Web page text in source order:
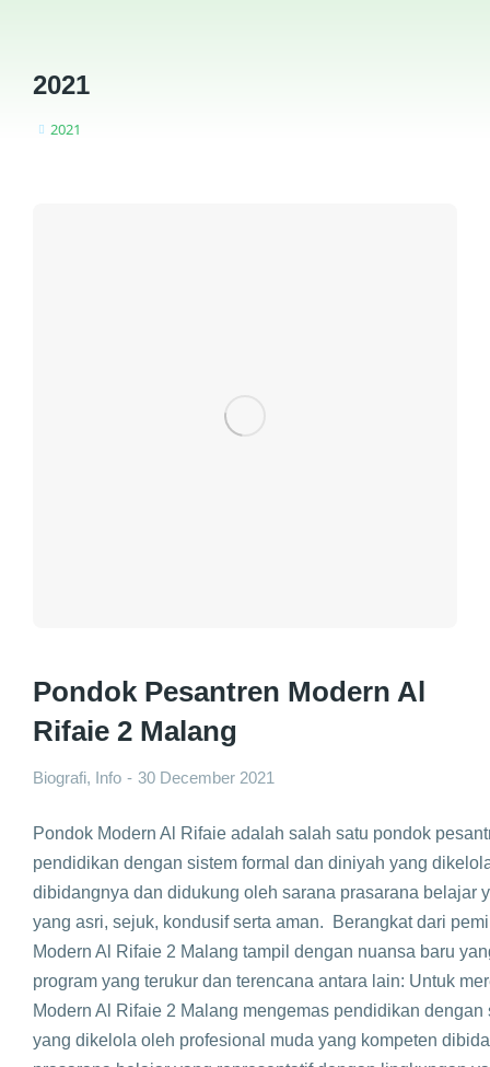
2021
You are here:
2021
Pondok Pesantren Modern Al
Rifaie 2 Malang
Biografi, Info 30 December 2021
Pondok Modern Al Rifaie adalah salah satu pondok
pendidikan dengan sistem formal dan diniyah yang
dibidangnya dan didukung oleh sarana prasarana belajar
yang asri, sejuk, kondusif serta aman. Berangkat dari
Modern Al Rifaie 2 Malang tampil dengan nuansa baru
program yang terukur dan terencana antara lain: Untuk
Modern Al Rifaie 2 Malang mengemas pendidikan
yang dikelola oleh profesional muda yang kompeten